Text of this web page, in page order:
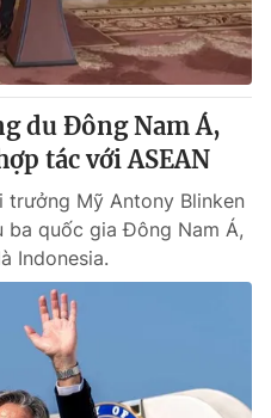
du Đông Nam Á,
tác với ASEAN
trưởng Mỹ Antony Blinken
ba quốc gia Đông Nam Á,
Indonesia.